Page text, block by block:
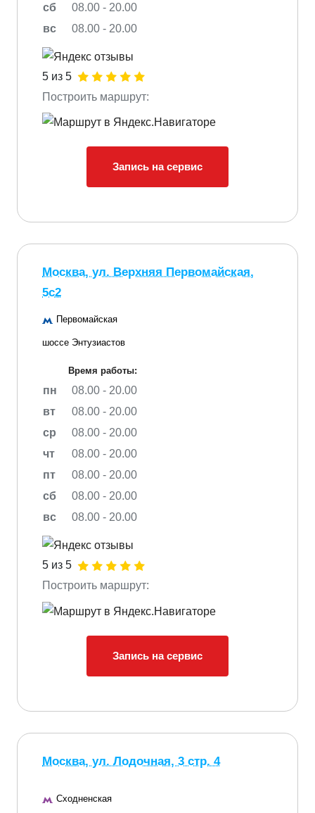
сб
08.00 - 20.00
вс
08.00 - 20.00
5 из 5
Построить маршрут:
Запись на сервис
Москва, ул. Верхняя Первомайская,
5с2
Первомайская
шоссе Энтузиастов
Время работы:
пн
08.00 - 20.00
вт
08.00 - 20.00
ср
08.00 - 20.00
чт
08.00 - 20.00
пт
08.00 - 20.00
сб
08.00 - 20.00
вс
08.00 - 20.00
5 из 5
Построить маршрут:
Запись на сервис
Москва, ул. Лодочная, 3 стр. 4
Сходненская